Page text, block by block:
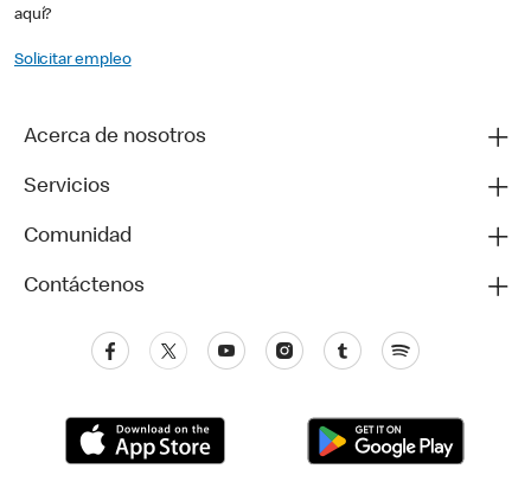
aquí?
Solicitar empleo
Acerca de nosotros
Servicios
Comunidad
Contáctenos